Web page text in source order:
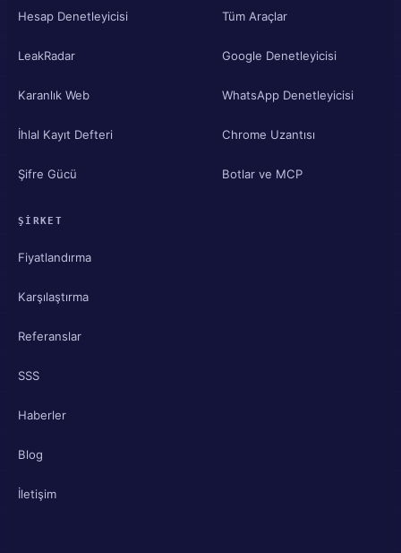
Hesap Denetleyicisi
LeakRadar
Karanlık Web
İhlal Kayıt Defteri
Şifre Gücü
Tüm Araçlar
Google Denetleyicisi
WhatsApp Denetleyicisi
Chrome Uzantısı
Botlar ve MCP
ŞIRKET
Fiyatlandırma
Karşılaştırma
Referanslar
SSS
Haberler
Blog
İletişim